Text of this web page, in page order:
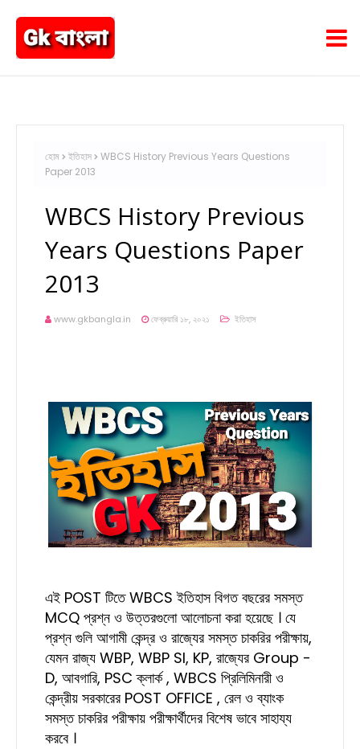
হোম ইতিহাস
WBCS History Previous Years Questions
Paper 2013
WBCS History Previous
Years Questions Paper
2013
www.gkbangla.in ফেব্রুয়ারি ১৮, ২০২১ ইতিহাস
এই POST টিতে WBCS ইতিহাস বিগত বছরের সমস্ত
MCQ প্রশ্ন ও উত্তরগুলো আলোচনা করা হয়েছে । যে
প্রশ্ন গুলি আগামী কেন্দ্র ও রাজ্যের সমস্ত চাকরির পরীক্ষায়,
যেমন রাজ্য WBP, WBP SI, KP, রাজ্যের Group -
D, আবগারি, PSC ক্লার্ক , WBCS প্রিলিমিনারী ও
কেন্দ্রীয় সরকারের POST OFFICE , রেল ও ব্যাংক
সমস্ত চাকরির পরীক্ষায় পরীক্ষার্থীদের বিশেষ ভাবে সাহায্য
করবে ।